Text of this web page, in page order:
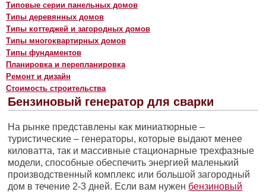
Типовые серии панельных домов
Типы деревянных домов
Типы коттеджей и загородных домов
Типы многоквартирных домов
Типы фундаментов
Планировка и перепланировка
Ремонт и дизайн
Стоимость строительства
Бензиновый генератор для сварки
На рынке представлены как миниатюрные –
туристические – генераторы, которые выдают менее
киловатта, так и массивные стационарные трехфазные
модели, способные обеспечить энергией маленький
производственный комплекс или большой загородный
дом в течение 2-3 дней. Если вам нужен бензиновый